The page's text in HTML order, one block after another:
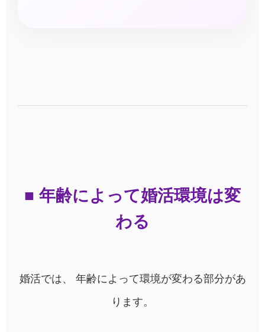
■ 年齢によって婚活環境は変
わる
婚活では、 年齢によって環境が変わる部分があ
ります。